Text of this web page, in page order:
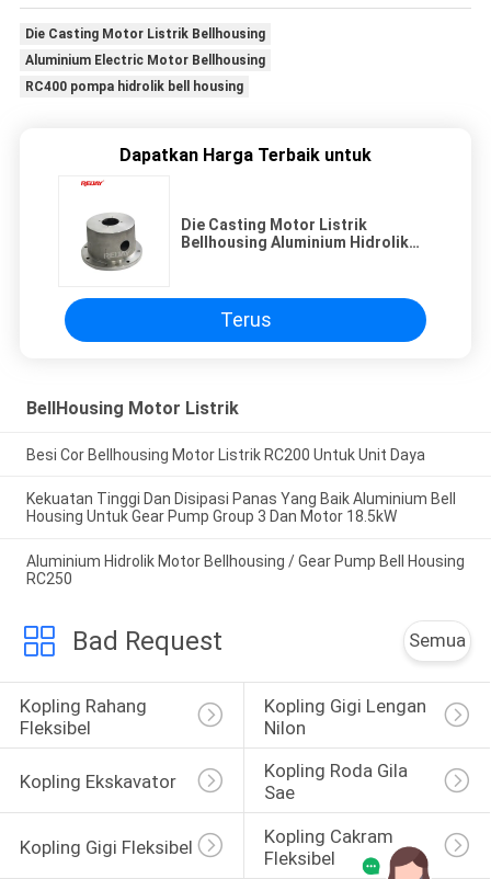
Die Casting Motor Listrik Bellhousing
Aluminium Electric Motor Bellhousing
RC400 pompa hidrolik bell housing
Dapatkan Harga Terbaik untuk
Die Casting Motor Listrik
Bellhousing Aluminium Hidrolik
Terus
BellHousing Motor Listrik
Besi Cor Bellhousing Motor Listrik RC200 Untuk Unit Daya
Kekuatan Tinggi Dan Disipasi Panas Yang Baik Aluminium Bell
Housing Untuk Gear Pump Group 3 Dan Motor 18.5kW
Aluminium Hidrolik Motor Bellhousing / Gear Pump Bell Housing
RC250
Bad Request Semua
Kopling Rahang
Fleksibel
Kopling Gigi Lengan
Nilon
Kopling Ekskavator
Kopling Roda Gila
Sae
Kopling Gigi Fleksibel
Kopling Cakram
Fleksibel